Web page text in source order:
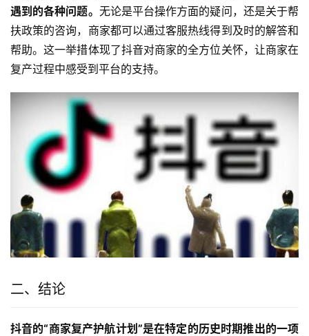
遇到的各种问题。 无论是平台操作方面的疑问，还是关于帮
扶政策的咨询，商家都可以通过客服热线得到及时的解答和
帮助。这一举措体现了抖音对商家的全方位关怀，让商家在
复产过程中感受到平台的支持。
二、结论
抖音的“商家复产护航计划”是在特定的历史时期推出的一项